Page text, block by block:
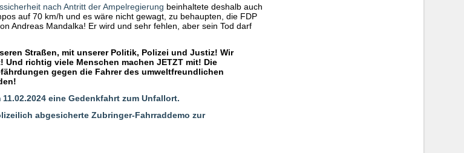
nach Antritt der Ampelregierung beinhaltete deshalb auch
auf 70 km/h und es wäre nicht gewagt, zu behaupten, die FDP
Andreas Mandalka! Er wird und sehr fehlen, aber sein Tod darf
Straßen, mit unserer Politik, Polizei und Justiz! Wir
richtig viele Menschen machen JETZT mit! Die
gegen die Fahrer des umweltfreundlichen
eine Gedenkfahrt zum Unfallort.
abgesicherte Zubringer-Fahrraddemo zur